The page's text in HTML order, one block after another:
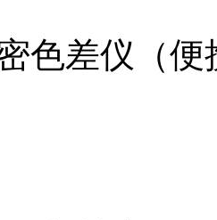
色差仪（